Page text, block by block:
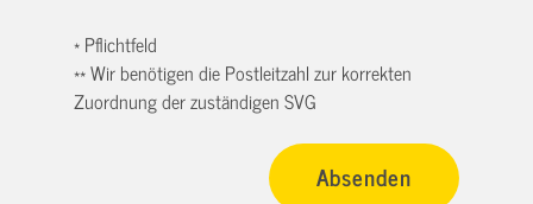
* Pflichtfeld
** Wir benötigen die Postleitzahl zur korrekten
Zuordnung der zuständigen SVG